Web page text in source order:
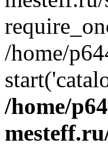
/home/
/home/